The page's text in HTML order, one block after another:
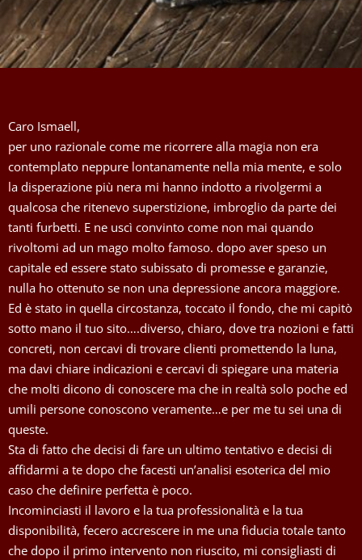
Caro Ismaell,
per uno razionale come me ricorrere alla magia non era
contemplato neppure lontanamente nella mia mente, e solo
la disperazione più nera mi hanno indotto a rivolgermi a
qualcosa che ritenevo superstizione, imbroglio da parte dei
tanti furbetti. E ne uscì convinto come non mai quando
rivoltomi ad un mago molto famoso. dopo aver speso un
capitale ed essere stato subissato di promesse e garanzie,
nulla ho ottenuto se non una depressione ancora maggiore.
Ed è stato in quella circostanza, toccato il fondo, che mi capitò
sotto mano il tuo sito….diverso, chiaro, dove tra nozioni e fatti
concreti, non cercavi di trovare clienti promettendo la luna,
ma davi chiare indicazioni e cercavi di spiegare una materia
che molti dicono di conoscere ma che in realtà solo poche ed
umili persone conoscono veramente…e per me tu sei una di
queste.
Sta di fatto che decisi di fare un ultimo tentativo e decisi di
affidarmi a te dopo che facesti un’analisi esoterica del mio
caso che definire perfetta è poco.
Incominciasti il lavoro e la tua professionalità e la tua
disponibilità, fecero accrescere in me una fiducia totale tanto
che dopo il primo intervento non riuscito, mi consigliasti di